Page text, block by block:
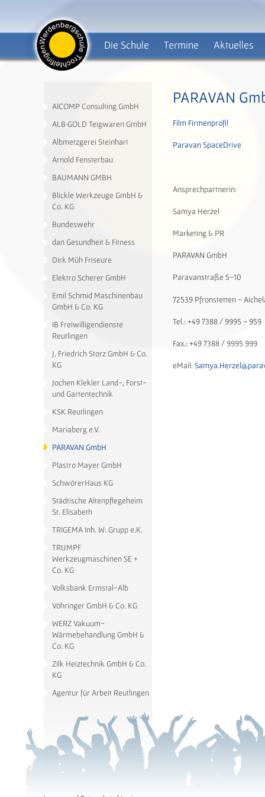
Die Schule Termine Aktuelles
AICOMP Consulting GmbH
ALB·GOLD Teigwaren GmbH
Albmetzgerei Steinhart
Arnold Fensterbau
BAUMANN GMBH
Blickle Werkzeuge GmbH &
Co. KG
Bundeswehr
dan Gesundheit & Fitness
Dirk Müh Friseure
Elektro Scherer GmbH
Emil Schmid Maschinenbau
GmbH & Co. KG
IB Freiwilligendienste
Reutlingen
J. Friedrich Storz GmbH & Co.
KG
Jochen Klekler Land-, Forst-
und Gartentechnik
KSK Reutlingen
Mariaberg e.V.
PARAVAN GmbH
Plastro Mayer GmbH
SchwörerHaus KG
Städtische Altenpflegeheim
St. Elisabeth
TRIGEMA Inh. W. Grupp e.K.
TRUMPF
Werkzeugmaschinen SE +
Co. KG
Volksbank Ermstal-Alb
Vöhringer GmbH & Co. KG
WERZ Vakuum-
Wärmebehandlung GmbH &
Co. KG
Zilk Heiztechnik GmbH & Co.
KG
Agentur für Arbeit Reutlingen
PARAVAN
Film Firmenprofil
Paravan SpaceDrive
Ansprechpartnerin:
Samya Herzel
Marketing & PR
PARAVAN GmbH
Paravanstraße 5-10
72539 Pfronstetten -
Tel.: +49 7388 / 9995 - 959
Fax.: +49 7388 / 9995 999
eMail:Samya.Herzel@